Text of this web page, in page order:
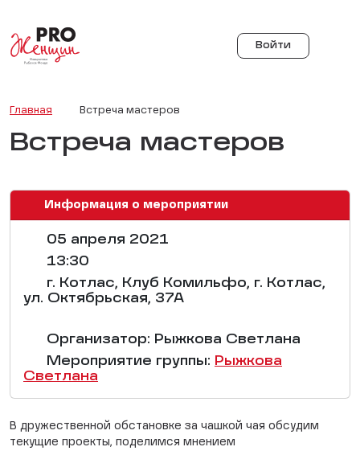
Войти
Главная Встреча мастеров
Встреча мастеров
Информация о мероприятии
05 апреля 2021
13:30
г. Котлас, Клуб Комильфо, г. Котлас,
ул. Октябрьская, 37А
Организатор: Рыжкова Светлана
Мероприятие группы: Рыжкова
Светлана
В дружественной обстановке за чашкой чая обсудим
текущие проекты, поделимся мнением